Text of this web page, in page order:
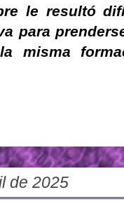
le resultó
para
misma
de 2025